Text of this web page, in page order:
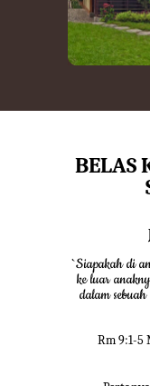
BELAS
`Siapakah di
ke luar
dalam
Rm 9:1-5